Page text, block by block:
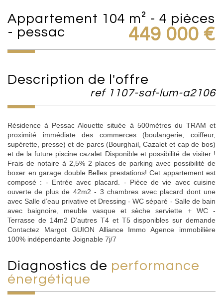
appartement 104 m² - 4 pièces
- pessac
449 000 €
description de l'offre
ref 1107-saf-lum-a2106
Résidence à Pessac Alouette située à 500mètres du TRAM et
proximité immédiate des commerces (boulangerie, coiffeur,
supérette, presse) et de parcs (Bourghail, Cazalet et cap de bos)
et de la future piscine cazalet Disponible et possibilité de visiter !
Frais de notaire à 2,5% 2 places de parking avec possibilité de
boxer en garage double Belles prestations! Cet appartement est
composé : - Entrée avec placard. - Pièce de vie avec cuisine
ouverte de plus de 42m2 - 3 chambres avec placard dont une
avec Salle d’eau privative et Dressing - WC séparé - Salle de bain
avec baignoire, meuble vasque et sèche serviette + WC -
Terrasse de 14m2 D’autres T4 et T5 disponibles sur demande
Contactez Margot GUION Alliance Immo Agence immobilière
100% indépendante Joignable 7j/7
diagnostics de performance
énergétique